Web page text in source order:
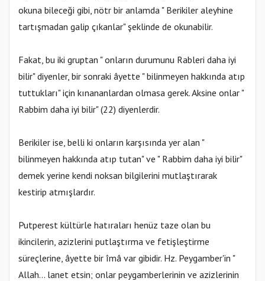
okuna bileceği gibi, nötr bir anlamda " Berikiler aleyhine
tartışmadan galip çıkanlar" şeklinde de okunabilir.
Fakat, bu iki gruptan " onların durumunu Rableri daha iyi
bilir" diyenler, bir sonraki âyette " bilinmeyen hakkında atıp
tuttukları" için kınananlardan olmasa gerek. Aksine onlar "
Rabbim daha iyi bilir" (22) diyenlerdir.
Berikiler ise, belli ki onların karşısında yer alan "
bilinmeyen hakkında atıp tutan" ve " Rabbim daha iyi bilir"
demek yerine kendi noksan bilgilerini mutlaştırarak
kestirip atmışlardır.
Putperest kültürle hatıraları henüz taze olan bu
ikincilerin, azizlerini putlaştırma ve fetişleştirme
süreçlerine, âyette bir îmâ var gibidir. Hz. Peygamber'in "
Allah... lanet etsin; onlar peygamberlerinin ve azizlerinin